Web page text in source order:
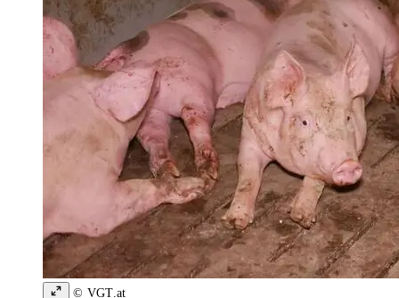
© VGT.at